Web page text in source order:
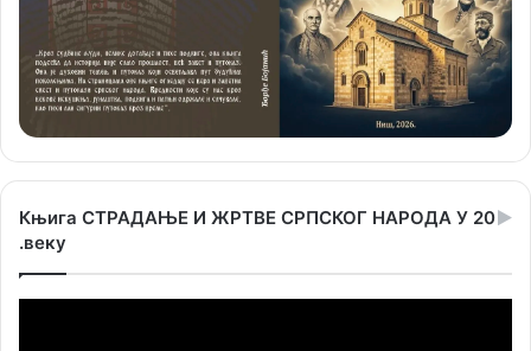
Књига СТРАДАЊЕ И ЖРТВЕ СРПСКОГ НАРОДА У 20
.веку